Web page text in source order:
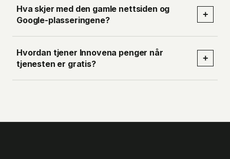
Hva skjer med den gamle nettsiden og
Google-plasseringene?
+
Hvordan tjener Innovena penger når
tjenesten er gratis?
+